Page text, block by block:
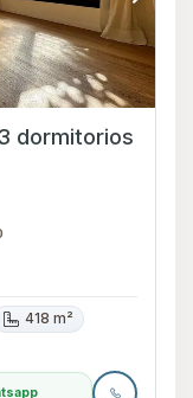
dormitorios
418 m²